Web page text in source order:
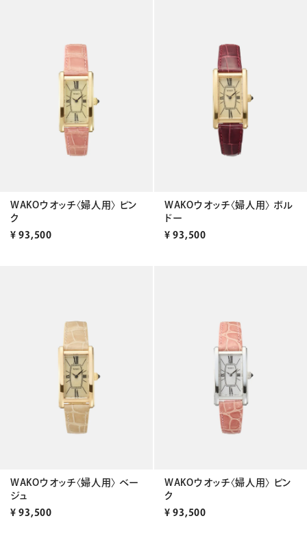
WAKOウオッチ〈婦人用〉 ピン
ク
¥ 93,500
WAKOウオッチ〈婦人用〉 ボル
ドー
¥ 93,500
WAKOウオッチ〈婦人用〉 ベー
ジュ
¥ 93,500
WAKOウオッチ〈婦人用〉 ピン
ク
¥ 93,500